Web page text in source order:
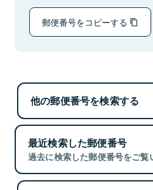
郵便番号をコピーする
他の郵便番号を検索する
最近検索した郵便番号
過去に検索した郵便番号をご覧